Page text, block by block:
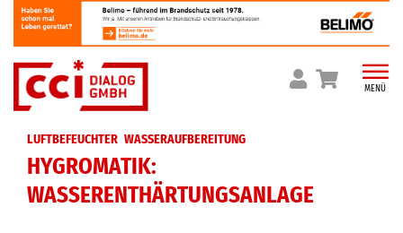
Skip
to
content
MENÜ
LUFTBEFEUCHTER WASSERAUFBEREITUNG
HYGROMATIK:
WASSERENTHÄRTUNGSANLAGE